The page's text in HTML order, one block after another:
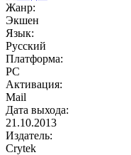
Жанр:
Экшен
Язык:
Русский
Платформа:
PC
Активация:
Mail
Дата выхода:
21.10.2013
Издатель:
Crytek